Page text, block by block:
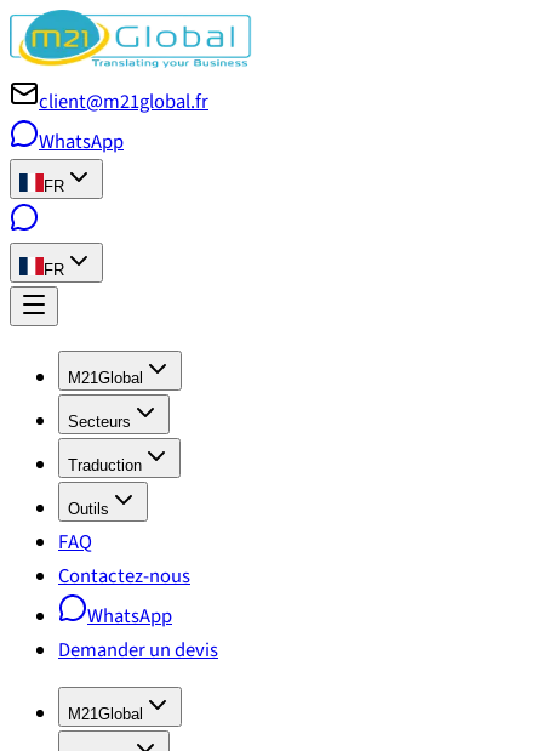
client@m21global.fr
WhatsApp
FR
FR
M21Global
Secteurs
Traduction
Outils
FAQ
Contactez-nous
WhatsApp
Demander un devis
M21Global